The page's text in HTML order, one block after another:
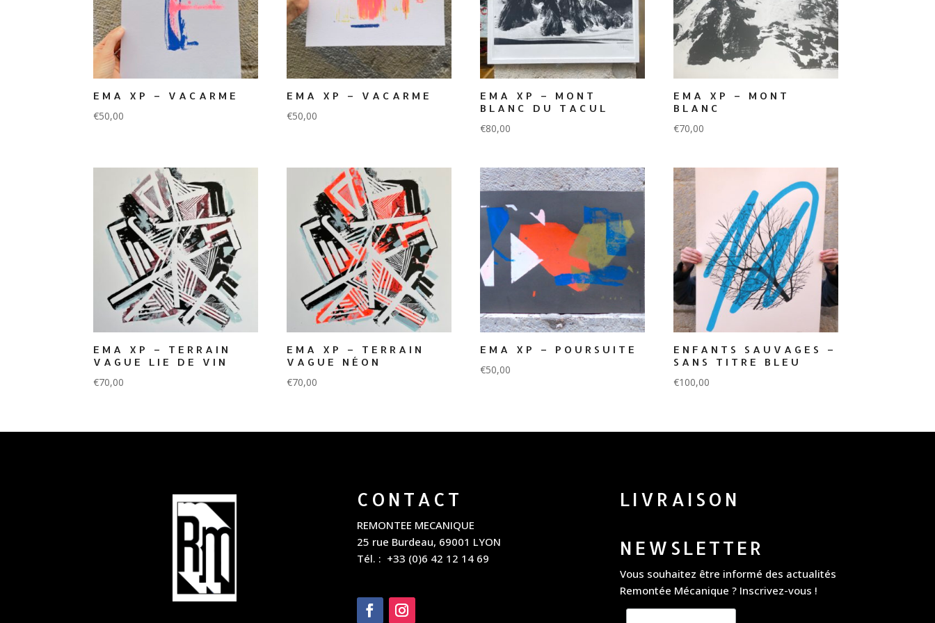
EMA XP – VACARME
€50,00
EMA XP – VACARME
€50,00
EMA XP – MONT
BLANC DU TACUL
€80,00
EMA XP – MONT
BLANC
€70,00
EMA XP – TERRAIN
VAGUE LIE DE VIN
€70,00
EMA XP – TERRAIN
VAGUE NÉON
€70,00
EMA XP – POURSUITE
€50,00
ENFANTS SAUVAGES –
SANS TITRE BLEU
€100,00
CONTACT
REMONTEE MECANIQUE
25 rue Burdeau, 69001 LYON
Tél. : +33 (0)6 42 12 14 69
LIVRAISON
NEWSLETTER
Vous souhaitez être informé des actualités
Remontée Mécanique ? Inscrivez-vous !